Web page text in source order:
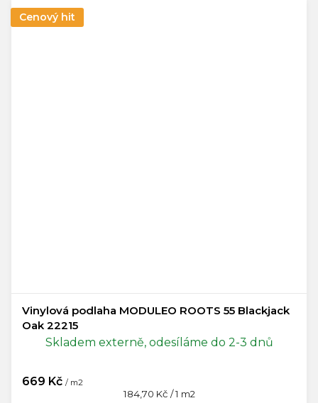
Cenový hit
Vinylová podlaha MODULEO ROOTS 55 Blackjack
Oak 22215
Skladem externě, odesíláme do 2-3 dnů
669 Kč / m2
Měrná
184,70 Kč / 1 m2